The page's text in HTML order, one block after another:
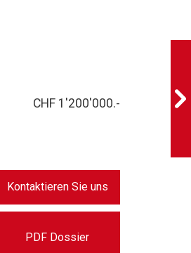
CHF 1'200'000.-
Kontaktieren Sie uns
PDF Dossier